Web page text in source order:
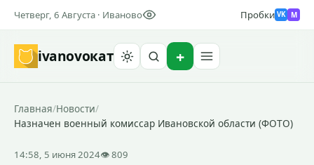
Четверг, 6 Августа · Иваново Пробки VK M
ivanovoкат
Главная/Новости/
Назначен военный комиссар Ивановской области (ФОТО)
14:58, 5 июня 2024👁 809